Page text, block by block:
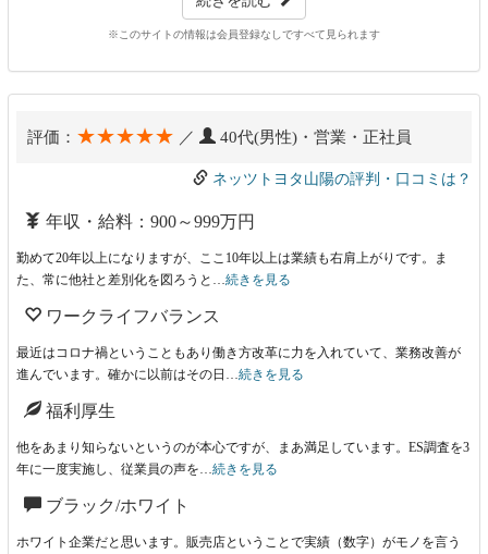
※このサイトの情報は会員登録なしですべて見られます
評価： ★★★★★ ／ 40代(男性)・営業・正社員
ネッツトヨタ山陽の評判・口コミは？
年収・給料：900～999万円
勤めて20年以上になりますが、ここ10年以上は業績も右肩上がりです。ま
た、常に他社と差別化を図ろうと… 続きを見る
ワークライフバランス
最近はコロナ禍ということもあり働き方改革に力を入れていて、業務改善が
進んでいます。確かに以前はその日… 続きを見る
福利厚生
他をあまり知らないというのが本心ですが、まあ満足しています。ES調査を3
年に一度実施し、従業員の声を… 続きを見る
ブラック/ホワイト
ホワイト企業だと思います。販売店ということで実績（数字）がモノを言う